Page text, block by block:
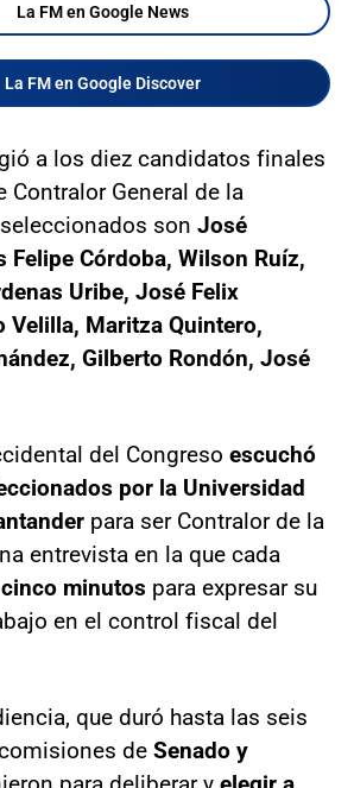
La FM en Google News
La FM en Google Discover
a los diez candidatos finales
Contralor General de la
son José
Felipe Córdoba, Wilson Ruíz,
Uribe, José Felix
Velilla, Maritza Quintero,
Gilberto Rondón, José
del Congreso escuchó
por la Universidad
para ser Contralor de la
entrevista en la que cada
cinco minutos para expresar su
en el control fiscal del
que duró hasta las seis
de Senado y